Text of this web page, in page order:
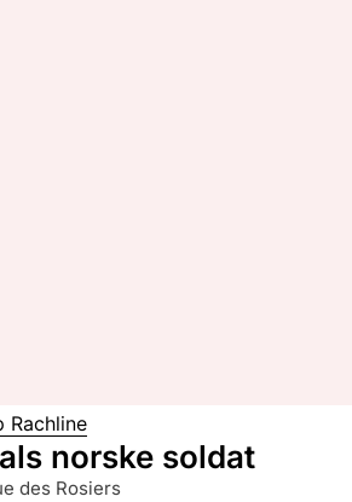
Rachline
norske soldat
des Rosiers